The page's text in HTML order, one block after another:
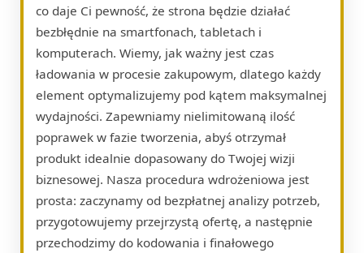
co daje Ci pewność, że strona będzie działać
bezbłędnie na smartfonach, tabletach i
komputerach. Wiemy, jak ważny jest czas
ładowania w procesie zakupowym, dlatego każdy
element optymalizujemy pod kątem maksymalnej
wydajności. Zapewniamy nielimitowaną ilość
poprawek w fazie tworzenia, abyś otrzymał
produkt idealnie dopasowany do Twojej wizji
biznesowej. Nasza procedura wdrożeniowa jest
prosta: zaczynamy od bezpłatnej analizy potrzeb,
przygotowujemy przejrzystą ofertę, a następnie
przechodzimy do kodowania i finałowego